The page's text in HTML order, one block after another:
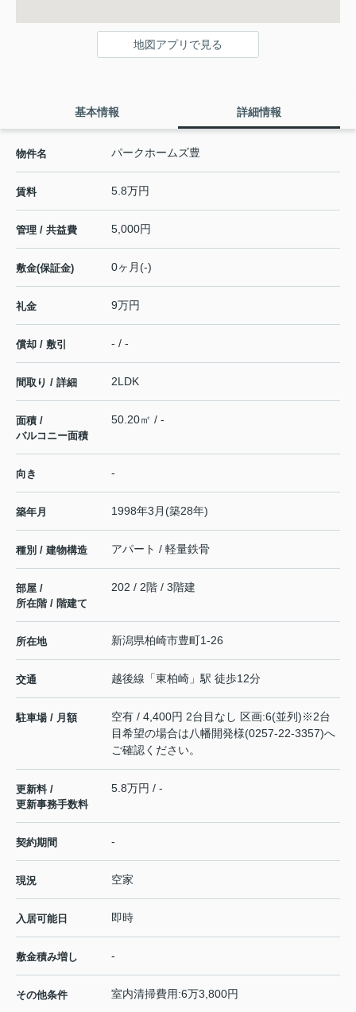
地図アプリで見る
基本情報 詳細情報
物件名 パークホームズ豊
賃料 5.8万円
管理 / 共益費 5,000円
敷金(保証金) 0ヶ月(-)
礼金 9万円
償却 / 敷引 - / -
間取り / 詳細 2LDK
面積 /
バルコニー面積
50.20㎡ / -
向き -
築年月 1998年3月(築28年)
種別 / 建物構造 アパート / 軽量鉄骨
部屋 /
所在階 / 階建て
202 / 2階 / 3階建
所在地 新潟県柏崎市豊町1-26
交通 越後線 「東柏崎 」駅 徒歩12分
駐車場 / 月額
空有 / 4,400円 2台目なし 区画:6(並列)※2台
目希望の場合は八幡開発様(0257-22-3357)へ
ご確認ください。
更新料 /
更新事務手数料
5.8万円 / -
契約期間 -
現況 空家
入居可能日 即時
敷金積み増し -
その他条件 室内清掃費用:6万3,800円